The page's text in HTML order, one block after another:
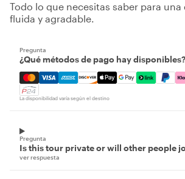
Todo lo que necesitas saber para una
fluida y agradable.
Pregunta
¿Qué métodos de pago hay disponibles?
Mastercard, Visa, Amex, Discover,
La disponibilidad varía según el destino
Pregunta
Is this tour private or will other people
ver respuesta